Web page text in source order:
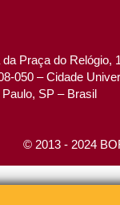
da Praça do Relógio,
050 – Cidade
Paulo, SP – Brasil
© 2013 - 2024